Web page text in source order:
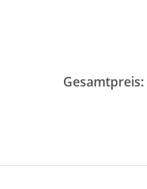
Gesamtpreis: